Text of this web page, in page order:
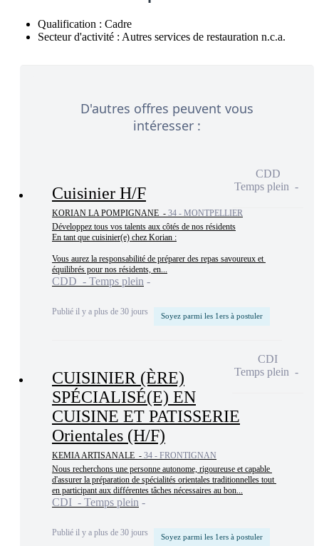
Qualification : Cadre
Secteur d'activité : Autres services de restauration n.c.a.
D'autres offres peuvent vous
intéresser :
Cuisinier H/F
KORIAN LA POMPIGNANE - 34 - MONTPELLIER
Développez tous vos talents aux côtés de nos résidents
En tant que cuisinier(e) chez Korian :
Vous aurez la responsabilité de préparer des repas savoureux et
équilibrés pour nos résidents, en...
CDD - Temps plein
Publié il y a plus de 30 jours Soyez parmi les 1ers à postuler
CDD
Temps plein
CUISINIER (ÈRE)
SPÉCIALISÉ(E) EN
CUISINE ET PATISSERIE
Orientales (H/F)
KEMIA ARTISANALE - 34 - FRONTIGNAN
Nous recherchons une personne autonome, rigoureuse et capable
d'assurer la préparation de spécialités orientales traditionnelles tout
en participant aux différentes tâches nécessaires au bon...
CDI - Temps plein
Publié il y a plus de 30 jours Soyez parmi les 1ers à postuler
CDI
Temps plein